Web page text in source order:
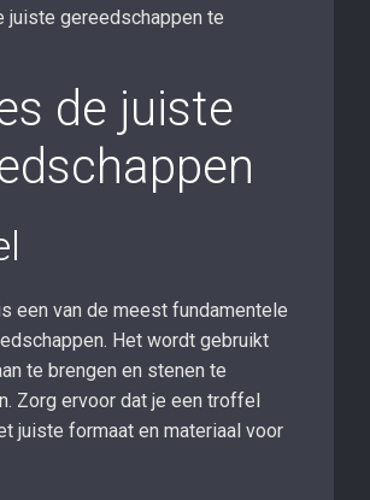
juiste gereedschappen te
de juiste
een van de meest fundamentele
Het wordt gebruikt
te brengen en stenen te
Zorg ervoor dat je een troffel
juiste formaat en materiaal voor